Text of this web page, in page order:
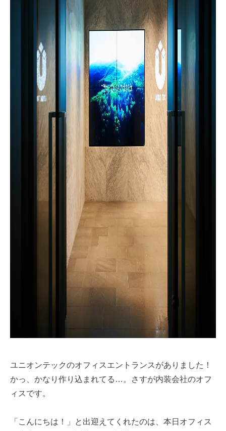
ユニオンテックのオフィスエントランスがありました！
かっ、かなり作り込まれてる…。さすが内装会社のオフ
ィスです。
「こんにちは！」と出迎えてくれたのは、本日オフィス